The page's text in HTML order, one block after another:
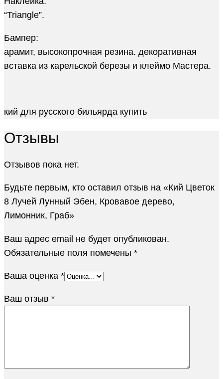
“Triangle”.
Бампер:
арамит, высокопрочная резина. декоративная
вставка из карельской березы и клеймо Мастера.
кий для русского бильярда купить
Отзывы
Отзывов пока нет.
Будьте первым, кто оставил отзыв на «Кий Цветок
8 Лучей Лунный Эбен, Кровавое дерево,
Лимонник, Граб»
Ваш адрес email не будет опубликован.
Обязательные поля помечены *
Ваша оценка *
Ваш отзыв *